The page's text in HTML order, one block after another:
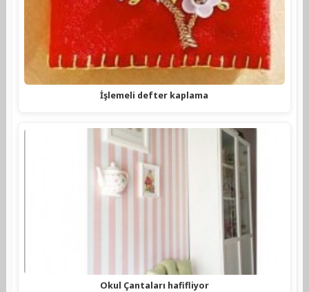
İşlemeli defter kaplama
Okul Çantaları hafifliyor